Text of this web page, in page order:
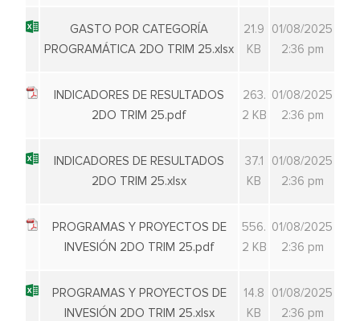
GASTO POR CATEGORÍA
PROGRAMÁTICA 2DO TRIM 25.xlsx
21.9
KB
01/08/2025
2:36 pm
INDICADORES DE RESULTADOS
2DO TRIM 25.pdf
263.
2 KB
01/08/2025
2:36 pm
INDICADORES DE RESULTADOS
2DO TRIM 25.xlsx
37.1
KB
01/08/2025
2:36 pm
PROGRAMAS Y PROYECTOS DE
INVESIÓN 2DO TRIM 25.pdf
556.
2 KB
01/08/2025
2:36 pm
PROGRAMAS Y PROYECTOS DE
INVESIÓN 2DO TRIM 25.xlsx
14.8
KB
01/08/2025
2:36 pm